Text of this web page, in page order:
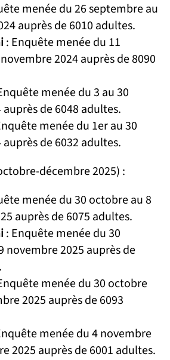
menée du 26 septembre au
auprès de 6010 adultes.
: Enquête menée du 11
2024 auprès de 8090
menée du 3 au 30
de 6048 adultes.
menée du 1er au 30
de 6032 adultes.
décembre 2025) :
menée du 30 octobre au 8
auprès de 6075 adultes.
: Enquête menée du 30
novembre 2025 auprès de
menée du 30 octobre
2025 auprès de 6093
menée du 4 novembre
2025 auprès de 6001 adultes.